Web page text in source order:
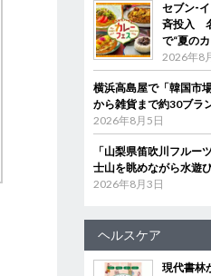
セブン‐
斉投入
で“夏の
2026年8
横浜高島屋で「韓国市
から雑貨まで約30ブラ
2026年8月5日
「山梨県笛吹川フル
士山を眺めながら水遊
2026年8月3日
ヘルスケア
現代書林